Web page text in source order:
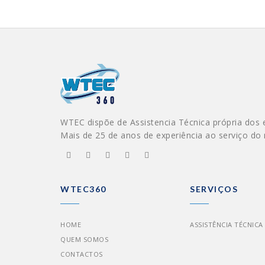
WTEC dispõe de Assistencia Técnica própria
Mais de 25 de anos de experiência ao serviço
WTEC360
HOME
QUEM SOMOS
CONTACTOS
SERVIÇOS
ASSISTÊNCIA TÉCNICA